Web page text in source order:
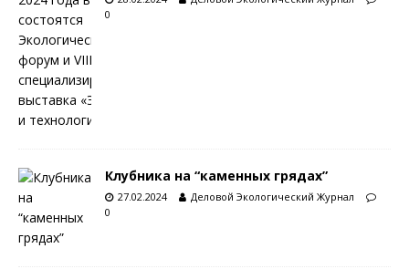
0
Клубника на “каменных грядах”
27.02.2024
Деловой Экологический Журнал
0